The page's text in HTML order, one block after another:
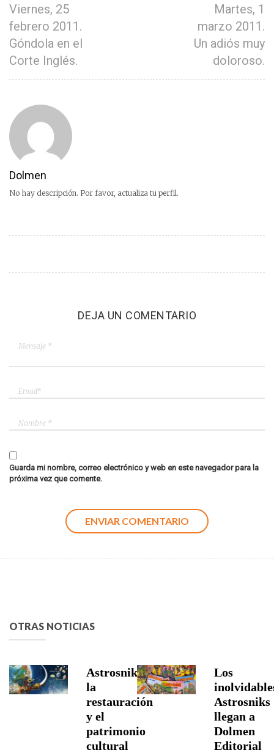
Viernes, 25
febrero 2011.
Góndola en el
Corte Inglés.
Martes, 1
marzo 2011.
Un adiós muy
doloroso.
Dolmen
No hay descripción. Por favor, actualiza tu perfil.
DEJA UN COMENTARIO
Guarda mi nombre, correo electrónico y web en este navegador para la
próxima vez que comente.
OTRAS NOTICIAS
Astrosniks,
la
restauración
y el
patrimonio
cultural
Los
Astrosniks
llegan a
Dolmen
Editorial